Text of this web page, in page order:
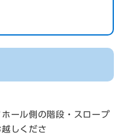
ール側の階段・スロープ
しくださ